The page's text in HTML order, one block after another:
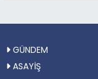
GÜNDEM
ASAYİŞ